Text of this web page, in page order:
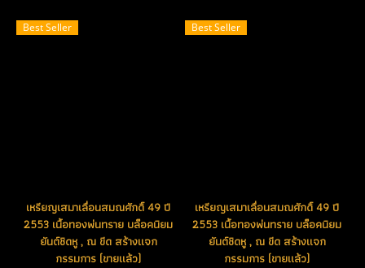
Best Seller
เหรียญเสมาเลื่อนสมณศักดิ์ 49 ปี
2553 เนื้อทองพ่นทราย บล็อคนิยม
ยันต์ชิดหู , ณ ขีด สร้างแจก
กรรมการ (ขายแล้ว)
Best Seller
เหรียญเสมาเลื่อนสมณศักดิ์ 49 ปี
2553 เนื้อทองพ่นทราย บล็อคนิยม
ยันต์ชิดหู , ณ ขีด สร้างแจก
กรรมการ (ขายแล้ว)